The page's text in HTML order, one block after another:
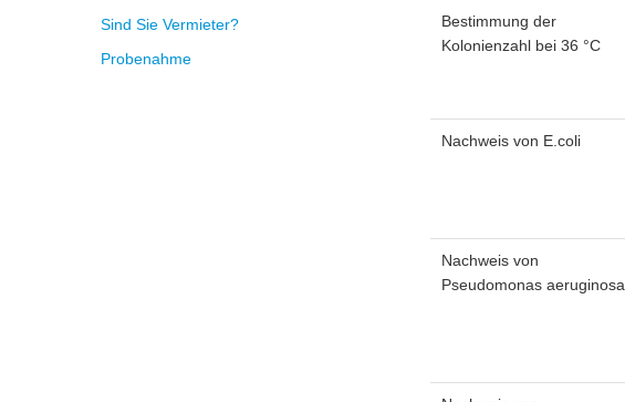
Sind Sie Vermieter?
Probenahme
Bestimmung der
Kolonienzahl bei 36 °C
Nachweis von E.coli
Nachweis von
Pseudomonas aeruginosa